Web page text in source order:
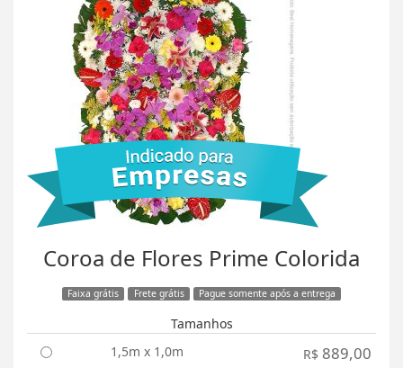
Coroa de Flores Prime Colorida
Faixa grátis Frete grátis Pague somente após a entrega
Tamanhos
1,5m x 1,0m
R$ 889,00